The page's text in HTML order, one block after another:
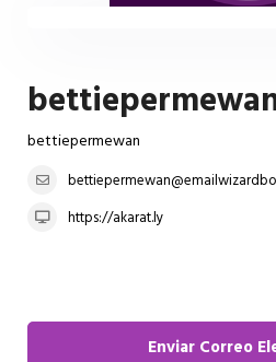
bettiepermewan
https://akarat.ly
Enviar Correo